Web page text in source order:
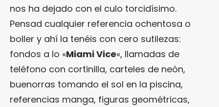
nos ha dejado con el culo torcidísimo.
Pensad cualquier referencia ochentosa o
boller y ahí la tenéis con cero sutilezas:
fondos a lo «Miami Vice«, llamadas de
teléfono con cortinilla, carteles de neón,
buenorras tomando el sol en la piscina,
referencias manga, figuras geométricas,